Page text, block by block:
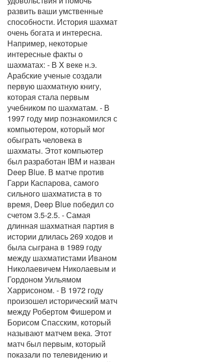
развить ваши умственные
способности. История шахмат
очень богата и интересна.
Например, некоторые
интересные факты о
шахматах: - В X веке н.э.
Арабские ученые создали
первую шахматную книгу,
которая стала первым
учебником по шахматам. - В
1997 году мир познакомился с
компьютером, который мог
обыграть человека в
шахматы. Этот компьютер
был разработан IBM и назван
Deep Blue. В матче против
Гарри Каспарова, самого
сильного шахматиста в то
время, Deep Blue победил со
счетом 3.5-2.5. - Самая
длинная шахматная партия в
истории длилась 269 ходов и
была сыграна в 1989 году
между шахматистами Иваном
Николаевичем Николаевым и
Гордоном Уильямом
Харрисоном. - В 1972 году
произошел исторический матч
между Робертом Фишером и
Борисом Спасским, который
называют матчем века. Этот
матч был первым, который
показали по телевидению и